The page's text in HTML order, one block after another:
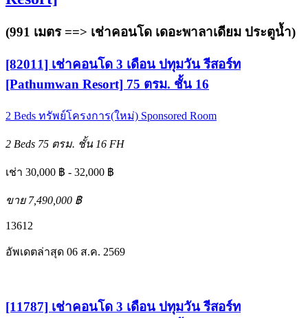
(991 เมตร ==> เช่าคอนโด เดอะพาลาเดียม ประตูน้ำ)
[82011] เช่าคอนโด 3 เดือน ปทุมวัน รีสอร์ท
[Pathumwan Resort] 75 ตรม. ชั้น 16
2 Beds ทรัพย์โครงการ(ใหม่) Sponsored Room
2 Beds 75 ตรม. ชั้น 16 FH
เช่า 30,000 ฿ - 32,000 ฿
ขาย 7,490,000 ฿
13612
อัพเดตล่าสุด 06 ส.ค. 2569
[11787] เช่าคอนโด 3 เดือน ปทุมวัน รีสอร์ท